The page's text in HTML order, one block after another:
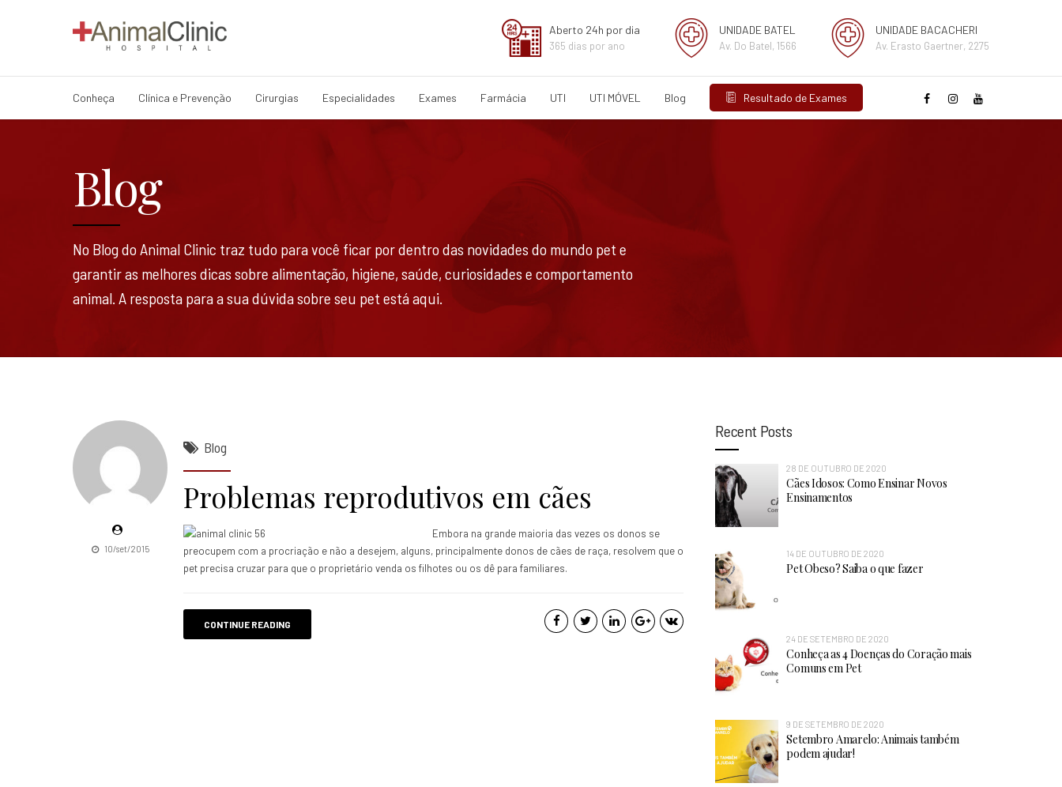
Aberto 24h por dia
365 dias por ano
UNIDADE BATEL
Av. Do Batel, 1566
UNIDADE BACACHERI
Av. Erasto Gaertner, 2275
Conheça Clínica e Prevenção Cirurgias Especialidades Exames Farmácia UTI UTI MÓVEL Blog Resultado de Exames
Blog
No Blog do Animal Clinic traz tudo para você ficar por dentro das novidades do mundo pet e
garantir as melhores dicas sobre alimentação, higiene, saúde, curiosidades e comportamento
animal. A resposta para a sua dúvida sobre seu pet está aqui.
10/set/2015
Blog
Problemas reprodutivos em cães
Embora na grande maioria das vezes os donos se
preocupem com a procriação e não a desejem, alguns, principalmente donos de cães de raça, resolvem que o
pet precisa cruzar para que o proprietário venda os filhotes ou os dê para familiares.
CONTINUE READING
Recent Posts
28 DE OUTUBRO DE 2020
Cães Idosos: Como Ensinar Novos
Ensinamentos
14 DE OUTUBRO DE 2020
Pet Obeso? Saiba o que fazer
24 DE SETEMBRO DE 2020
Conheça as 4 Doenças do Coração mais
Comuns em Pet
9 DE SETEMBRO DE 2020
Setembro Amarelo: Animais também
podem ajudar!